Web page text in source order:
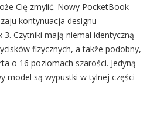
Cię zmylić. Nowy PocketBook
kontynuacja designu
Czytniki mają niemal identyczną
fizycznych, a także podobny,
o 16 poziomach szarości. Jedyną
model są wypustki w tylnej części